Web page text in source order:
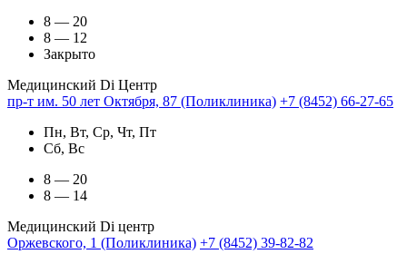
8 — 20
8 — 12
Закрыто
Медицинский Di Центр
пр-т им. 50 лет Октября, 87 (Поликлиника) +7 (8452) 66-27-65
Пн, Вт, Ср, Чт, Пт
Сб, Вс
8 — 20
8 — 14
Медицинский Di центр
Оржевского, 1 (Поликлиника) +7 (8452) 39-82-82